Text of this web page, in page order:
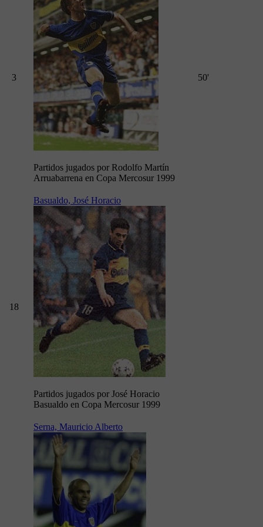
3
Partidos jugados por Rodolfo Martín
Arruabarrena en Copa Mercosur 1999
50'
18
Basualdo, José Horacio
Partidos jugados por José Horacio
Basualdo en Copa Mercosur 1999
Serna, Mauricio Alberto